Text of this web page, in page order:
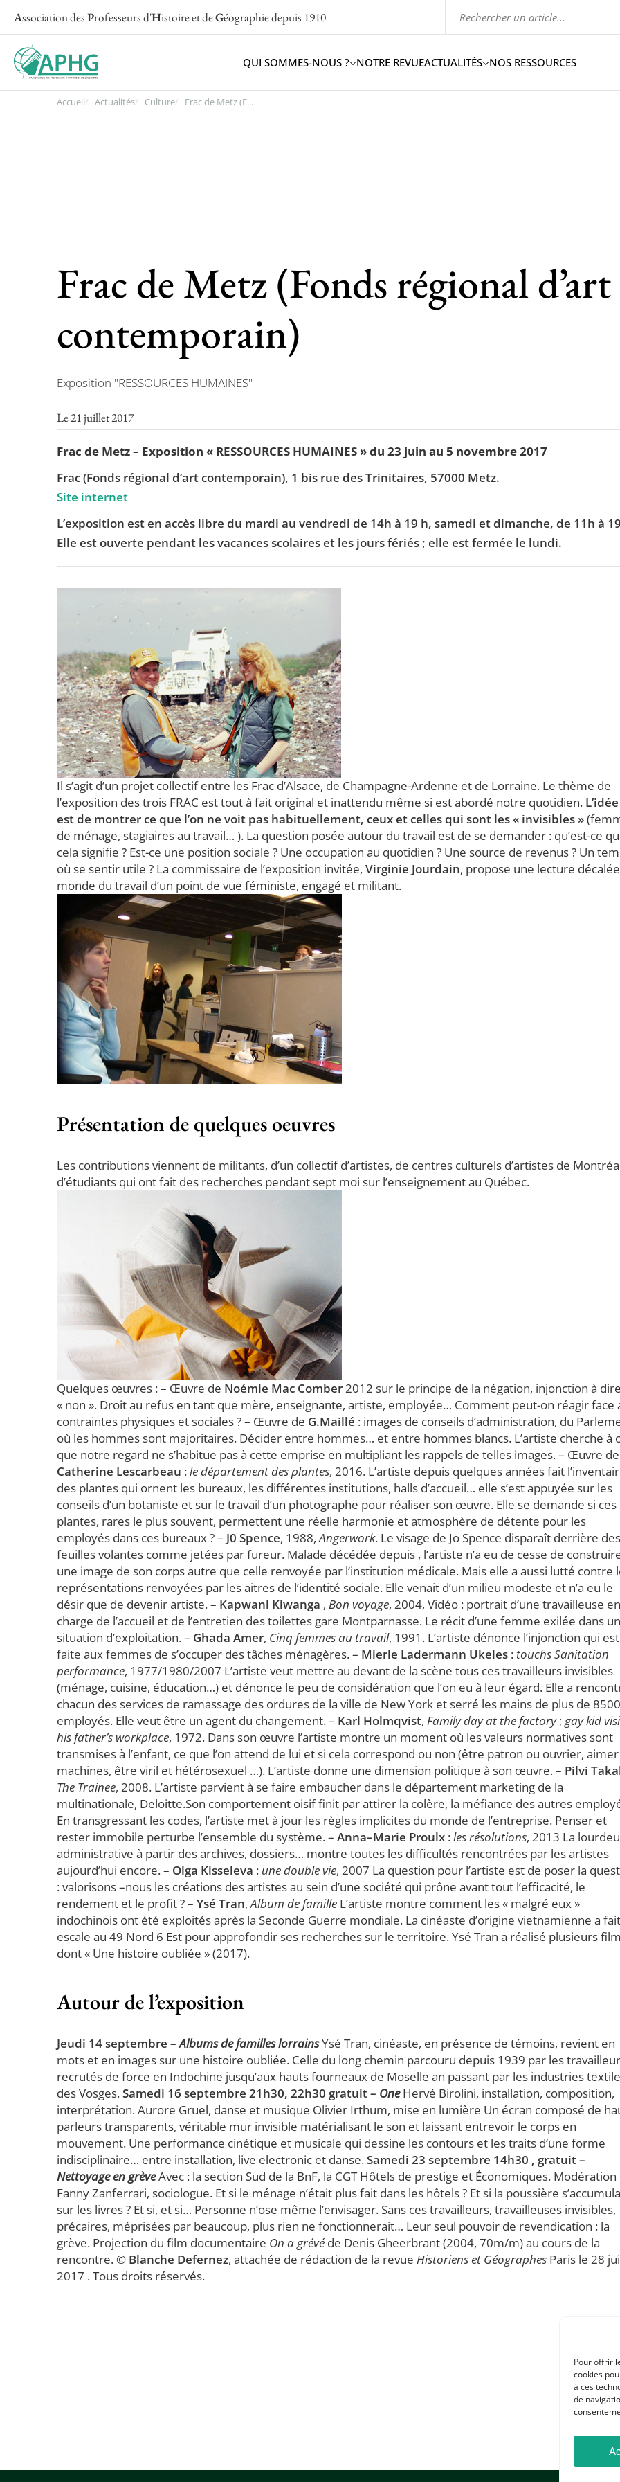
Pour offrir
cookies
à ces
de
Association desProfesseurs d'Histoire et deGéographiedepuis 1910
QUI SOMMES-NOUS ? NOTRE REVUEACTUALITÉS NOS RESSOURCES
Accueil Actualités Culture Frac de Metz (F...
Frac de Metz (Fonds régional d’art
contemporain)
Exposition "RESSOURCES HUMAINES"
Le 21 juillet 2017
Frac de Metz – Exposition « RESSOURCES HUMAINES » du 23 juin au 5 novembre 2017
Frac (Fonds régional d’art contemporain), 1 bis rue des Trinitaires, 57000 Metz.
Site internet
L’exposition est en accès libre du mardi au vendredi de 14h à 19 h, samedi et dimanche, de 11h à
Elle est ouverte pendant les vacances scolaires et les jours fériés ; elle est fermée le lundi.
Il s’agit d’un projet collectif entre les Frac d’Alsace, de Champagne-Ardenne et de Lorraine. Le thème de
l’exposition des trois FRAC est tout à fait original et inattendu même si est abordé notre quotidien. L’idée
est de montrer ce que l’on ne voit pas habituellement, ceux et celles qui sont les « invisibles »
de ménage, stagiaires au travail… ). La question posée autour du travail est de se demander : qu’est-ce
cela signifie ? Est-ce une position sociale ? Une occupation au quotidien ? Une source de revenus ? Un
où se sentir utile ? La commissaire de l’exposition invitée, Virginie Jourdain, propose une lecture
monde du travail d’un point de vue féministe, engagé et militant.
Présentation de quelques oeuvres
Les contributions viennent de militants, d’un collectif d’artistes, de centres culturels d’artistes de
d’étudiants qui ont fait des recherches pendant sept moi sur l’enseignement au Québec.
Quelques œuvres : – Œuvre de Noémie Mac Comber2012 sur le principe de la négation, injonction à
« non ». Droit au refus en tant que mère, enseignante, artiste, employée… Comment peut-on réagir face
contraintes physiques et sociales ? – Œuvre de G.Maillé : images de conseils d’administration, du
où les hommes sont majoritaires. Décider entre hommes… et entre hommes blancs. L’artiste cherche à
que notre regard ne s’habitue pas à cette emprise en multipliant les rappels de telles images. – Œuvre de
Catherine Lescarbeau :le département des plantes, 2016. L’artiste depuis quelques années fait
des plantes qui ornent les bureaux, les différentes institutions, halls d’accueil… elle s’est appuyée sur les
conseils d’un botaniste et sur le travail d’un photographe pour réaliser son œuvre. Elle se demande si ces
plantes, rares le plus souvent, permettent une réelle harmonie et atmosphère de détente pour les
employés dans ces bureaux ? – J0 Spence, 1988,Angerwork. Le visage de Jo Spence disparaît derrière des
feuilles volantes comme jetées par fureur. Malade décédée depuis , l’artiste n’a eu de cesse de
une image de son corps autre que celle renvoyée par l’institution médicale. Mais elle a aussi lutté contre
représentations renvoyées par les aitres de l’identité sociale. Elle venait d’un milieu modeste et n’a eu le
désir que de devenir artiste. – Kapwani Kiwanga , Bon voyage, 2004, Vidéo : portrait d’une travailleuse en
charge de l’accueil et de l’entretien des toilettes gare Montparnasse. Le récit d’une femme exilée dans
situation d’exploitation. – Ghada Amer, Cinq femmes au travail, 1991. L’artiste dénonce l’injonction qui est
faite aux femmes de s’occuper des tâches ménagères. – Mierle Ladermann Ukeles : touchs Sanitation
performance, 1977/1980/2007 L’artiste veut mettre au devant de la scène tous ces travailleurs invisibles
(ménage, cuisine, éducation…) et dénonce le peu de considération que l’on eu à leur égard. Elle a
chacun des services de ramassage des ordures de la ville de New York et serré les mains de plus de 8500
employés. Elle veut être un agent du changement. – Karl Holmqvist, Family day at the factory; gay kid
his father’s workplace, 1972. Dans son œuvre l’artiste montre un moment où les valeurs normatives sont
transmises à l’enfant, ce que l’on attend de lui et si cela correspond ou non (être patron ou ouvrier,
machines, être viril et hétérosexuel …). L’artiste donne une dimension politique à son œuvre. – Pilvi
The Trainee, 2008. L’artiste parvient à se faire embaucher dans le département marketing de la
multinationale, Deloitte.Son comportement oisif finit par attirer la colère, la méfiance des autres
En transgressant les codes, l’artiste met à jour les règles implicites du monde de l’entreprise. Penser et
rester immobile perturbe l’ensemble du système. – Anna–Marie Proulx :les résolutions, 2013 La
administrative à partir des archives, dossiers… montre toutes les difficultés rencontrées par les artistes
aujourd’hui encore. – Olga Kisseleva : une double vie, 2007 La question pour l’artiste est de poser la
: valorisons –nous les créations des artistes au sein d’une société qui prône avant tout l’efficacité, le
rendement et le profit ? – Ysé Tran,Album de famille L’artiste montre comment les « malgré eux »
indochinois ont été exploités après la Seconde Guerre mondiale. La cinéaste d’origine vietnamienne a fait
escale au 49 Nord 6 Est pour approfondir ses recherches sur le territoire. Ysé Tran a réalisé plusieurs
dont « Une histoire oubliée » (2017).
Autour de l’exposition
Jeudi 14 septembre –Albums de familles lorrainsYsé Tran, cinéaste, en présence de témoins, revient en
mots et en images sur une histoire oubliée. Celle du long chemin parcouru depuis 1939 par les
recrutés de force en Indochine jusqu’aux hauts fourneaux de Moselle an passant par les industries
des Vosges.Samedi 16 septembre 21h30, 22h30 gratuit – OneHervé Birolini, installation, composition,
interprétation. Aurore Gruel, danse et musique Olivier Irthum, mise en lumière Un écran composé de
parleurs transparents, véritable mur invisible matérialisant le son et laissant entrevoir le corps en
mouvement. Une performance cinétique et musicale qui dessine les contours et les traits d’une forme
indisciplinaire… entre installation, live electronic et danse.Samedi 23 septembre 14h30 , gratuit –
Nettoyage en grèveAvec : la section Sud de la BnF, la CGT Hôtels de prestige et Économiques. Modération
Fanny Zanferrari, sociologue. Et si le ménage n’était plus fait dans les hôtels ? Et si la poussière
sur les livres ? Et si, et si… Personne n’ose même l’envisager. Sans ces travailleurs, travailleuses invisibles,
précaires, méprisées par beaucoup, plus rien ne fonctionnerait… Leur seul pouvoir de revendication : la
grève. Projection du film documentaire On a grévé de Denis Gheerbrant (2004, 70m/m) au cours de la
rencontre. © Blanche Defernez, attachée de rédaction de la revue Historiens et Géographes Paris le 28
2017 . Tous droits réservés.